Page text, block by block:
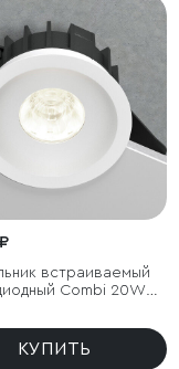
встраиваемый
Combi 20W
КУПИТЬ